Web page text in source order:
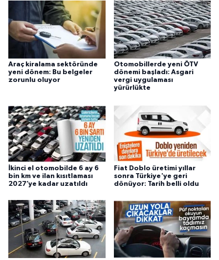
Araç kiralama sektöründe
yeni dönem: Bu belgeler
zorunlu oluyor
Otomobillerde yeni ÖTV
dönemi başladı: Asgari
vergi uygulaması
yürürlükte
İkinci el otomobilde 6 ay 6
bin km ve ilan kısıtlaması
2027’ye kadar uzatıldı
Fiat Doblo üretimi yıllar
sonra Türkiye'ye geri
dönüyor: Tarih belli oldu